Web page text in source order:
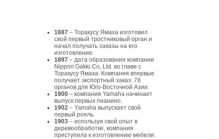
1887 – Торакусу Ямаха изготовил
свой первый тростниковый орган и
начал получать заказы на его
изготовление.
1897 – дата образования компании
Nippon Gakki Co, Ltd. во главе с
Торакусу Ямаха. Компания впервые
получает экспортный заказ: 78
органов для Юго-Восточной Азии.
1900 – компания Yamaha начинает
выпуск первых пианино.
1902 – Yamaha выпускает свой
первый рояль.
1903 – используя свой опыт в
деревообработке, компания
приступила к изготовлению мебели.